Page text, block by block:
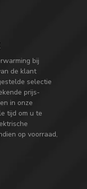
bij
de klant
selectie
prijs-
in onze
tijd om u te
op voorraad,